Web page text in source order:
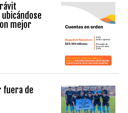
mejor
fuera de